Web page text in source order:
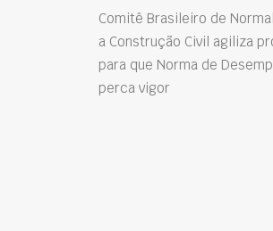
Comitê Brasileiro de
a Construção Civil agiliza
para que Norma de
perca vigor